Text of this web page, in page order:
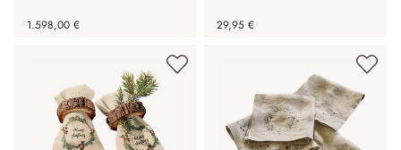
1.598,00 € 29,95 €